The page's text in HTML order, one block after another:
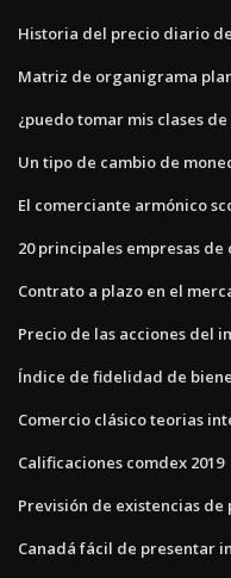
Historia del precio diario
Matriz de organigrama
¿puedo tomar mis clases de
Un tipo de cambio de
El comerciante armónico
20 principales empresas
Contrato a plazo en el
Precio de las acciones del
Índice de fidelidad de
Comercio clásico teorias
Calificaciones comdex 2019
Previsión de existencias de
Canadá fácil de presentar